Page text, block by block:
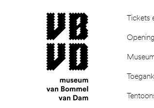
Tickets
museum van Bommel van Dam